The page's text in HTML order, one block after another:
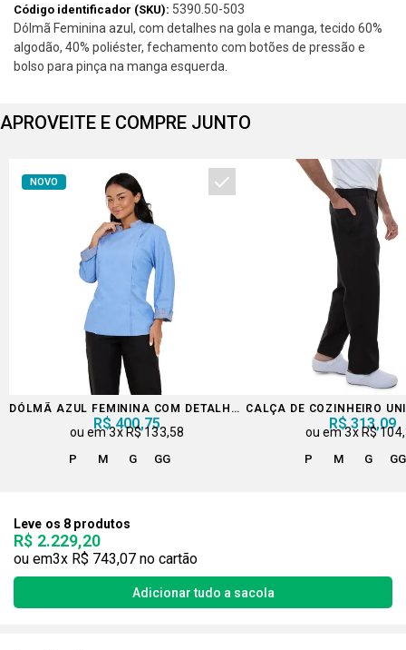
Código identificador (SKU): 5390.50-503
Dólmã Feminina azul, com detalhes na gola e manga, tecido 60%
algodão, 40% poliéster, fechamento com botões de pressão e
bolso para pinça na manga esquerda.
APROVEITE E COMPRE JUNTO
NOVO
DÓLMÃ AZUL FEMININA COM DETALHES
R$ 400,75
3xR$ 133,58
P M G GG
CALÇA DE COZINHEIRO
R$ 313,09
3x R$
P M G GG
Leve os 8 produtos
R$ 2.229,20
3x R$ 743,07